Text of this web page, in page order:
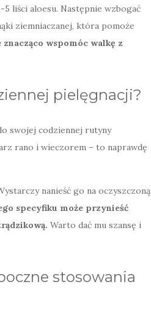
liści aloesu. Następnie wzbogać
ziemniaczanej, która pomoże
wspomóc walkę z
pielęgnacji?
swojej codziennej rutyny
rano i wieczorem – to naprawdę
nanieść go na oczyszczoną
specyfiku może przynieść
Warto dać mu szansę i
stosowania